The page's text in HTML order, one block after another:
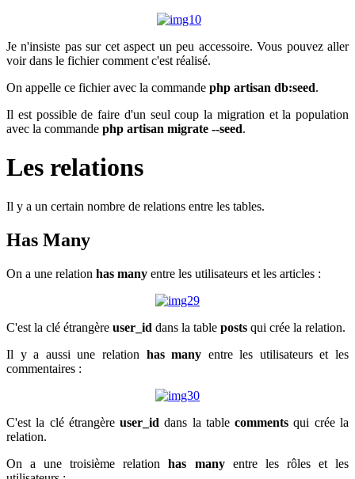
Je n'insiste pas sur cet aspect un peu accessoire. Vous pouvez aller
voir dans le fichier comment c'est réalisé.
On appelle ce fichier avec la commande php artisan db:seed.
Il est possible de faire d'un seul coup la migration et la population
avec la commande php artisan migrate --seed.
Les relations
Il y a un certain nombre de relations entre les tables.
Has Many
On a une relation has many entre les utilisateurs et les articles :
C'est la clé étrangère user_id dans la table posts qui crée la relation.
Il y a aussi une relation has many entre les utilisateurs et les
commentaires :
C'est la clé étrangèreuser_id dans la tablecomments qui crée la
relation.
On a une troisième relationhas manyentre les rôles et les